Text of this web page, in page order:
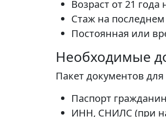
Возраст от 21
Стаж на
Постоянная или
Необходимые
Пакет документов
Паспорт
ИНН, СНИЛС (при